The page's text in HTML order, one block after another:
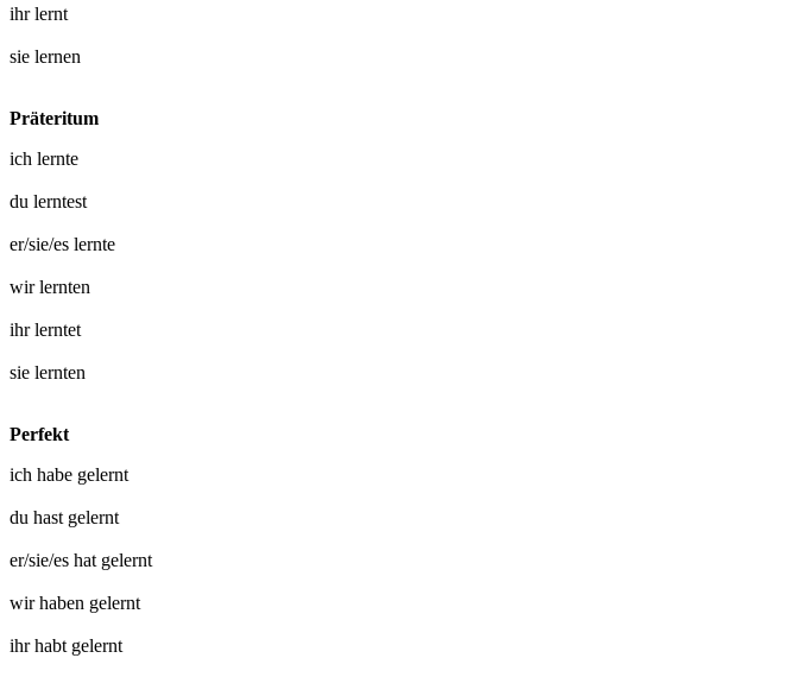
ihrlernt
sie lernen
Präteritum
ich lernte
du lerntest
er/sie/es lernte
wirlernten
ihrlerntet
sie lernten
Perfekt
ich habe gelernt
du hast gelernt
er/sie/es hat gelernt
wir haben gelernt
ihr habt gelernt